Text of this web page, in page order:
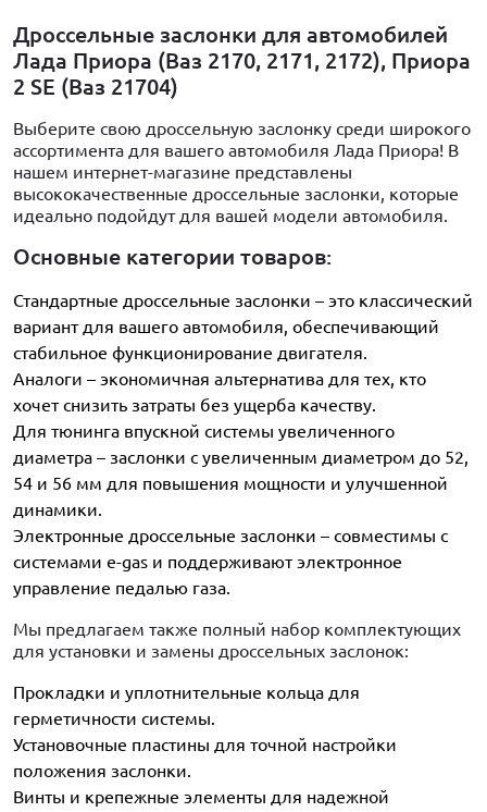
Дроссельные заслонки для автомобилей
Лада Приора (Ваз 2170, 2171, 2172), Приора
2 SE (Ваз 21704)
Выберите свою дроссельную заслонку среди широкого
ассортимента для вашего автомобиля Лада Приора! В
нашем интернет-магазине представлены
высококачественные дроссельные заслонки, которые
идеально подойдут для вашей модели автомобиля.
Основные категории товаров:
Стандартные дроссельные заслонки – это классический
вариант для вашего автомобиля, обеспечивающий
стабильное функционирование двигателя.
Аналоги – экономичная альтернатива для тех, кто
хочет снизить затраты без ущерба качеству.
Для тюнинга впускной системы увеличенного
диаметра – заслонки с увеличенным диаметром до 52,
54 и 56 мм для повышения мощности и улучшенной
динамики.
Электронные дроссельные заслонки – совместимы с
системами e-gas и поддерживают электронное
управление педалью газа.
Мы предлагаем также полный набор комплектующих
для установки и замены дроссельных заслонок:
Прокладки и уплотнительные кольца для
герметичности системы.
Установочные пластины для точной настройки
положения заслонки.
Винты и крепежные элементы для надежной